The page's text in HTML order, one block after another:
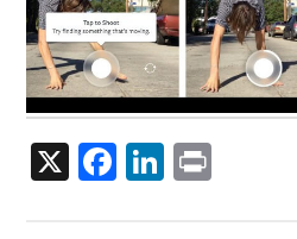
X Facebook
LinkedIn